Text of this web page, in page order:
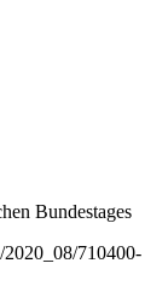
Bundestages
710400-